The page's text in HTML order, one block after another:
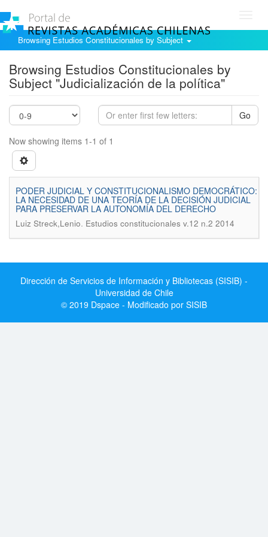
Browsing Estudios Constitucionales by Subject
Browsing Estudios Constitucionales by
Subject "Judicialización de la política"
Go
Now showing items 1-1 of 1
PODER JUDICIAL Y CONSTITUCIONALISMO DEMOCRÁTICO:
LA NECESIDAD DE UNA TEORÍA DE LA DECISIÓN JUDICIAL
PARA PRESERVAR LA AUTONOMÍA DEL DERECHO
Luiz Streck,Lenio. Estudios constitucionales v.12 n.2 2014
Dirección de Servicios de Información y Bibliotecas (SISIB) -
Universidad de Chile
© 2019 Dspace - Modificado por SISIB